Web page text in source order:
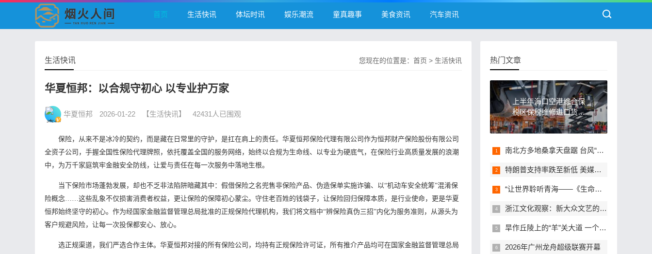
首页 生活快讯 体坛时讯 娱乐潮流 童真趣事 美食资讯 汽车资讯
您现在的位置是： 首页 > 生活快讯
生活快讯
华夏恒邦：以合规守初心 以专业护万家
华夏恒邦 2026-01-22 【生活快讯】 42431人已围观
保险，从来不是冰冷的契约，而是藏在日常里的守护，是扛在肩上的责任。华夏恒邦保险代理有限公司作为恒邦财产保险股份有限公司
全资子公司，手握全国性保险代理牌照，依托覆盖全国的服务网络，始终以合规为生命线、以专业为硬底气，在保险行业高质量发展的浪潮
中，为万千家庭筑牢金融安全防线，让爱与责任在每一次服务中落地生根。
当下保险市场蓬勃发展，却也不乏非法陷阱暗藏其中：假借保险之名兜售非保险产品、伪造保单实施诈骗、以“机动车安全统筹”混淆保
险概念……这些乱象不仅损害消费者权益，更让保险的保障初心蒙尘。守住老百姓的钱袋子，让保险回归保障本质，是行业使命，更是华夏
恒邦始终坚守的初心。作为经国家金融监督管理总局批准的正规保险代理机构，我们将文档中“辨保险真伪三招”内化为服务准则，从源头为
客户规避风险，让每一次投保都安心、放心。
选正规渠道，我们严选合作主体。华夏恒邦对接的所有保险公司，均持有正规保险许可证，所有推介产品均可在国家金融监督管理总局
热门文章
上半年海口空港综合保
税区保税维修进口货值
同比增长逾三成
南北方多地桑拿天盘踞 台风“白海豚”再度完成眼壁置换蓄力增强
特朗普支持率跌至新低 美媒：经济问题和伊朗战事为主因
“让世界聆听青海——《生命树》”情景交响音乐会在青海德令哈首演
浙江文化观察：新大众文艺的星火，何以燎原？
旱作丘陵上的“羊”关大道 一个北方乡村的养殖业现代化解码
2026年广州龙舟超级联赛开幕